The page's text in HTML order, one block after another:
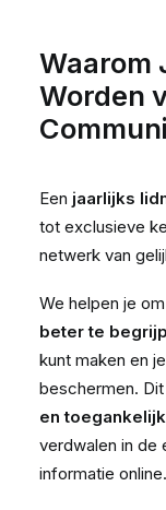
Waarom
Worden
Een jaarlijks
tot exclusieve
netwerk van
We helpen je om
beter te
kunt maken en
beschermen.
en
verdwalen in de
informatie online.